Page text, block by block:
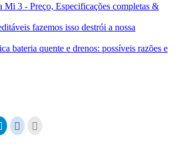
Mi 3 - Preço, Especificações completas &
​​fazemos isso destrói a nossa
bateria quente e drenos: possíveis razões e
Clique
para
compartilhar
Carregue
aqui